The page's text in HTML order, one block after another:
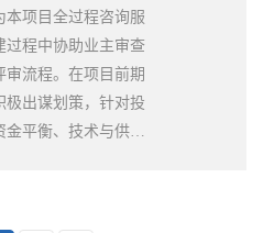
本项目全过程咨询服
过程中协助业主审查
审流程。在项目前期
极出谋划策，针对投
金平衡、技术与供应